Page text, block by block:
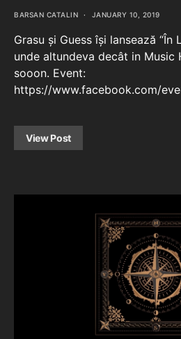
BARSAN CATALIN JANUARY 10, 2019
Grasu și Guess își lansează “În
unde altundeva decât in Music
sooon. Event:
https://www.facebook.com/
View Post